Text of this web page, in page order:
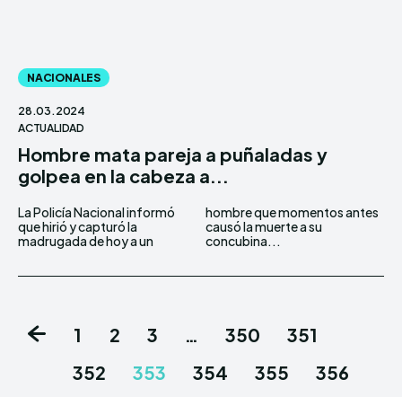
NACIONALES
28.03.2024
ACTUALIDAD
Hombre mata pareja a puñaladas y
golpea en la cabeza a...
La Policía Nacional informó
que hirió y capturó la
madrugada de hoy a un
hombre que momentos antes
causó la muerte a su
concubina...
1 2 3 … 350
351
352
353 354 355
356